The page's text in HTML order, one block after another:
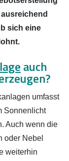
sich eine
auch
umfasst
Sonnenlicht
Auch wenn die
oder Nebel
weiterhin